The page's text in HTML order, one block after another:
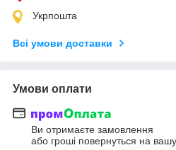
Укрпошта
Всі умови доставки
Умови оплати
Ви отримаєте замовлення
або гроші повернуться на